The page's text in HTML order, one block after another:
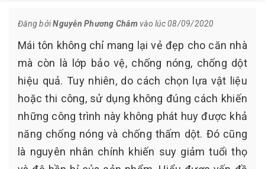
Đăng bởiNguyễn Phương Châm vào lúc 08/09/2020
Mái tôn không chỉ mang lại vẻ đẹp cho căn nhà
mà còn là lớp bảo vệ, chống nóng, chống dột
hiệu quả. Tuy nhiên, do cách chọn lựa vật liệu
hoặc thi công, sử dụng không đúng cách khiến
những công trình này không phát huy được khả
năng chống nóng và chống thấm dột. Đó cũng
là nguyên nhân chính khiến suy giảm tuổi thọ